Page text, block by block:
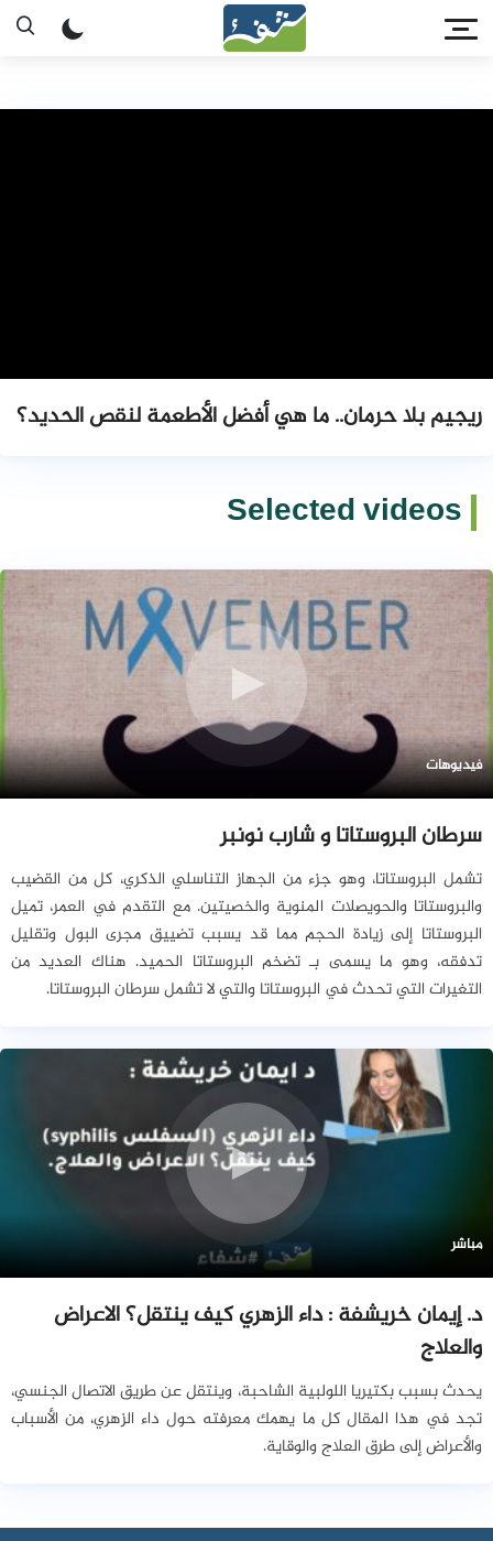
ريجيم بلا حرمان.. ما هي أفضل الأطعمة لنقص الحديد؟
Selected videos
فيديوهات
سرطان البروستاتا و شارب نونبر
تشمل البروستاتا، وهو جزء من الجهاز التناسلي الذكري، كل من القضيب
والبروستاتا والحويصلات المنوية والخصيتين. مع التقدم في العمر، تميل
البروستاتا إلى زيادة الحجم مما قد يسبب تضييق مجرى البول وتقليل
تدفقه، وهو ما يسمى بـ تضخم البروستاتا الحميد. هناك العديد من
التغيرات التي تحدث في البروستاتا والتي لا تشمل سرطان البروستاتا.
مباشر
د. إيمان خريشفة : داء الزهري كيف ينتقل؟ الاعراض
والعلاج
يحدث بسبب بكتيريا اللولبية الشاحبة، وينتقل عن طريق الاتصال الجنسي،
تجد في هذا المقال كل ما يهمك معرفته حول داء الزهري، من الأسباب
والأعراض إلى طرق العلاج والوقاية.